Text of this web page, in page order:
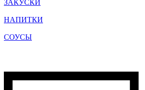
ЗАКУСКИ
НАПИТКИ
СОУСЫ